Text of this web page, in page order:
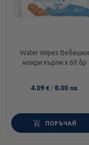
Water Wipes Бебешки
мокри кърпи х 60 бр
4.09 € / 8.00 лв.
ПОРЪЧАЙ